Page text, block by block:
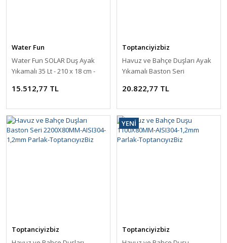
Water Fun
Water Fun SOLAR Duş Ayak
Yıkamalı 35 Lt - 210 x 18 cm -
15.512,77 TL
Toptanciyizbiz
Havuz ve Bahçe Duşları Ayak
Yıkamalı Baston Seri
Parlak-ToptancıyızBiz
20.822,77 TL
Toptanciyizbiz
YENİ
Toptanciyizbiz